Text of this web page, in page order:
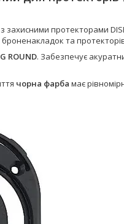
захисними протекторами
та
ROUND. Забезпечує
чорна фарба має